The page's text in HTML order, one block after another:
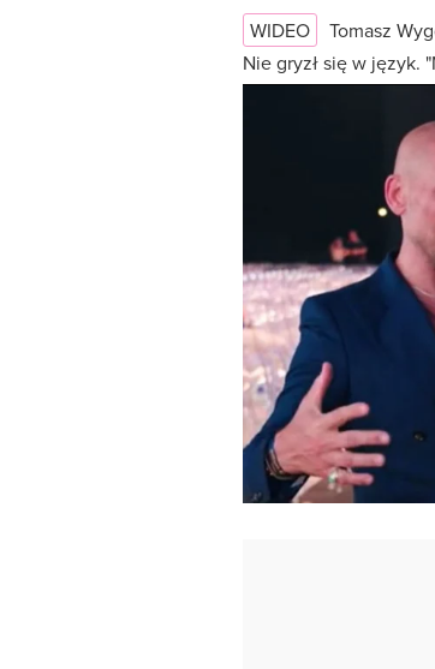
WIDEO
Tomasz
Nie gryzł się w język.